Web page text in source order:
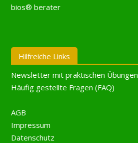
bios® berater
Hilfreiche Links
Newsletter mit praktischen Übungen
Häufig gestellte Fragen (FAQ)
AGB
Impressum
Datenschutz